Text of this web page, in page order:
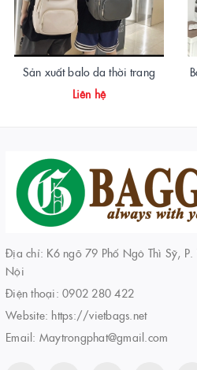
Sản xuất balo da thời trang
Liên hệ
Địa chỉ: K6 ngõ 79 Phố Ngô Thì Sỹ, P.
Nội
Điện thoại: 0902 280 422
Website: https://vietbags.net
Email: Maytrongphat@gmail.com